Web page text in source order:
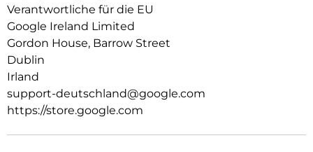
Verantwortliche für die EU
Google Ireland Limited
Gordon House, Barrow Street
Dublin
Irland
support-deutschland@google.com
https://store.google.com